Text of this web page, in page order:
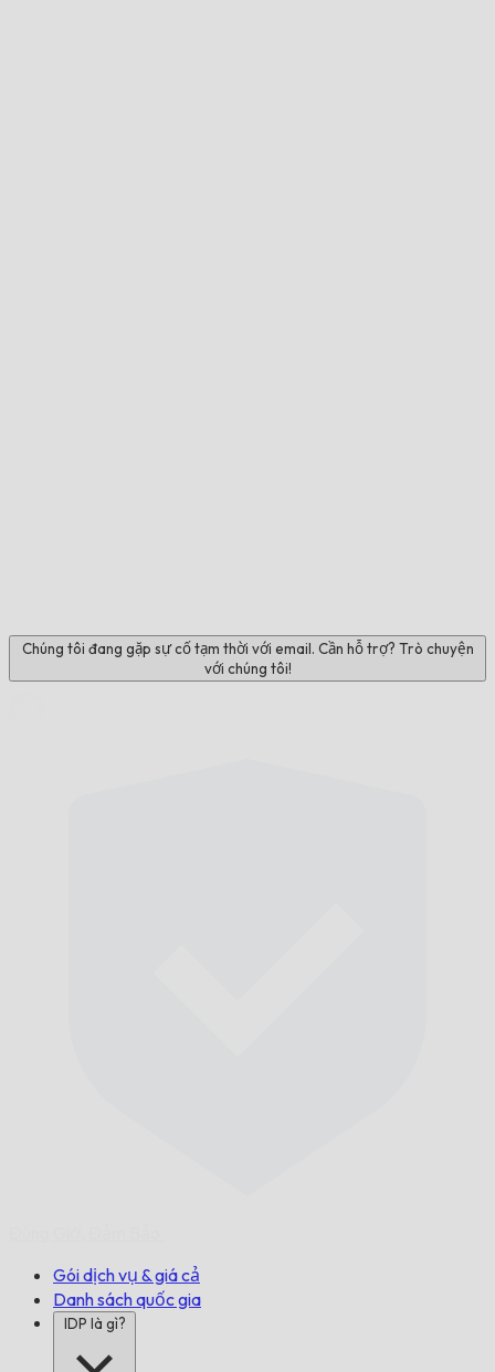
Chúng tôi đang gặp sự cố tạm thời với email. Cần hỗ trợ? Trò chuyện
với chúng tôi!
Gói dịch vụ & giá cả
Danh sách quốc gia
IDP là gì?